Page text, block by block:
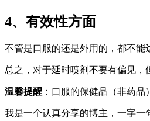
4、有效性方面
不管是口服的还是外用的，都不能
总之，对于延时喷剂不要有偏见，
温馨提醒 ：口服的保健品（非药
我是一个认真分享的博主，一字一